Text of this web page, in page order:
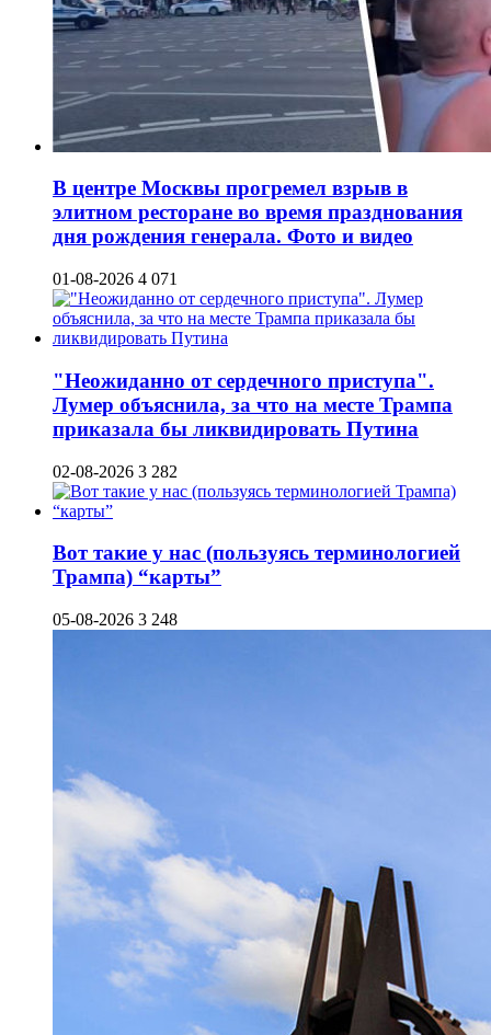
В центре Москвы прогремел взрыв в
элитном ресторане во время празднования
дня рождения генерала. Фото и видео
01-08-2026 4 071
"Неожиданно от сердечного приступа".
Лумер объяснила, за что на месте Трампа
приказала бы ликвидировать Путина
02-08-2026 3 282
Вот такие у нас (пользуясь терминологией
Трампа) “карты”
05-08-2026 3 248